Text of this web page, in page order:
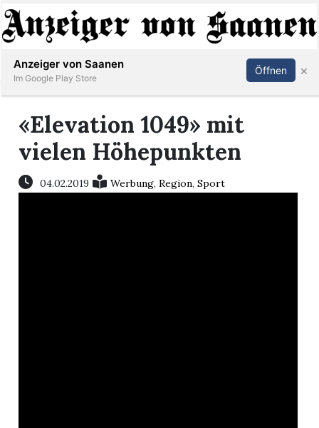
Abonnieren Anmelden
«Elevation 1049» mit
vielen Höhepunkten
04.02.2019 Werbung,Region,Sport
Anzeiger von Saanen
Im Google Play Store
Öffnen ×